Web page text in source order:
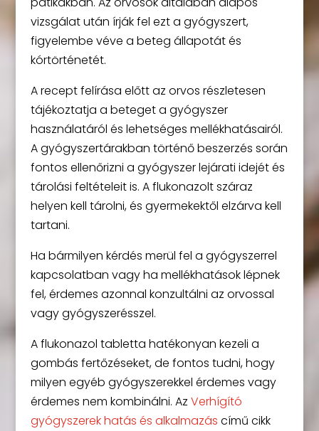
vizsgálat után írják fel ezt a gyógyszert,
figyelembe véve a beteg állapotát és
kórtörténetét.
A recept felírása előtt az orvos részletesen
tájékoztatja a beteget a gyógyszer
használatáról és lehetséges mellékhatásairól.
A gyógyszertárakban történő beszerzés során
fontos ellenőrizni a gyógyszer lejárati idejét és
tárolási feltételeit is. A flukonazolt száraz
helyen kell tárolni, és gyermekektől elzárva kell
tartani.
Ha bármilyen kérdés merül fel a gyógyszerrel
kapcsolatban vagy ha mellékhatások lépnek
fel, érdemes azonnal konzultálni az orvossal
vagy gyógyszerésszel.
A flukonazol tabletta hatékonyan kezeli a
gombás fertőzéseket, de fontos tudni, hogy
milyen egyéb gyógyszerekkel érdemes vagy
érdemes nem kombinálni. Az Verhígító
gyógyszerek hatás és alkalmazás című cikk